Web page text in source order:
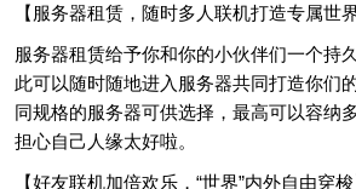
【服务器租赁，随时多人联机打造专属世界
服务器租赁给予你和你的小伙伴们一个持
此可以随时随地进入服务器共同打造你们
同规格的服务器可供选择，最高可以容纳
担心自己人缘太好啦。
【好友联机加倍欢乐，“世界”内外自由穿梭